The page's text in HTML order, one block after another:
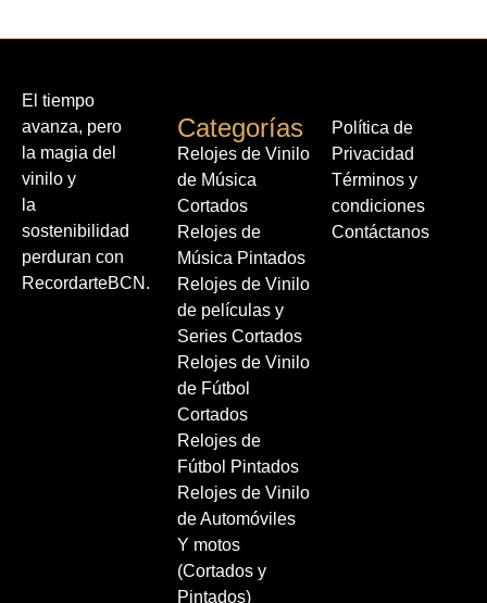
El tiempo
avanza, pero
la magia del
vinilo y
la
sostenibilidad
perduran con
RecordarteBCN.
Categorías
Relojes de Vinilo
de Música
Cortados
Relojes de
Música Pintados
Relojes de Vinilo
de películas y
Series Cortados
Relojes de Vinilo
de Fútbol
Cortados
Relojes de
Fútbol Pintados
Relojes de Vinilo
de Automóviles
Y motos
(Cortados y
Pintados)
Política de
Privacidad
Términos y
condiciones
Contáctanos